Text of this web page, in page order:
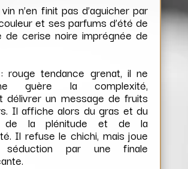
n’en finit pas d’aguicher par
et ses parfums d’été de
de cerise noire imprégnée de
rouge tendance grenat, il ne
guère la complexité,
délivrer un message de fruits
Il affiche alors du gras et du
de la plénitude et de la
Il refuse le chichi, mais joue
par une finale